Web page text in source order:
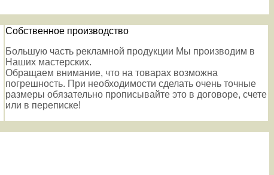
Собственное производство
Большую часть рекламной продукции Мы производим в
Наших мастерских.
Обращаем внимание, что на товарах возможна
погрешность. При необходимости сделать очень точные
размеры обязательно прописывайте это в договоре, счете
или в переписке!